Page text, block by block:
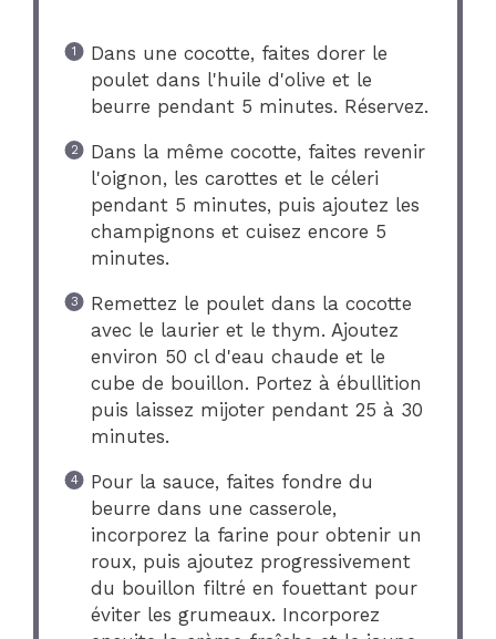
Dans une cocotte, faites dorer le
poulet dans l'huile d'olive et le
beurre pendant 5 minutes. Réservez.
Dans la même cocotte, faites revenir
l'oignon, les carottes et le céleri
pendant 5 minutes, puis ajoutez les
champignons et cuisez encore 5
minutes.
Remettez le poulet dans la cocotte
avec le laurier et le thym. Ajoutez
environ 50 cl d'eau chaude et le
cube de bouillon. Portez à ébullition
puis laissez mijoter pendant 25 à 30
minutes.
Pour la sauce, faites fondre du
beurre dans une casserole,
incorporez la farine pour obtenir un
roux, puis ajoutez progressivement
du bouillon filtré en fouettant pour
éviter les grumeaux. Incorporez